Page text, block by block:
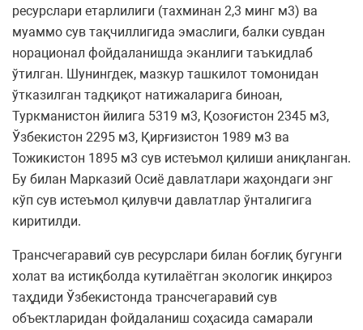
ресурслари етарлилиги (тахминан 2,3 минг м3) ва
муаммо сув тақчиллигида эмаслиги, балки сувдан
норационал фойдаланишда эканлиги таъкидлаб
ўтилган. Шунингдек, мазкур ташкилот томонидан
ўтказилган тадқиқот натижаларига биноан,
Туркманистон йилига 5319 м3, Қозоғистон 2345 м3,
Ўзбекистон 2295 м3, Қирғизистон 1989 м3 ва
Тожикистон 1895 м3 сув истеъмол қилиши аниқланган.
Бу билан Марказий Осиё давлатлари жаҳондаги энг
кўп сув истеъмол қилувчи давлатлар ўнталигига
киритилди.
Трансчегаравий сув ресурслари билан боғлиқ бугунги
холат ва истиқболда кутилаётган экологик инқироз
таҳдиди Ўзбекистонда трансчегаравий сув
объектларидан фойдаланиш соҳасида самарали